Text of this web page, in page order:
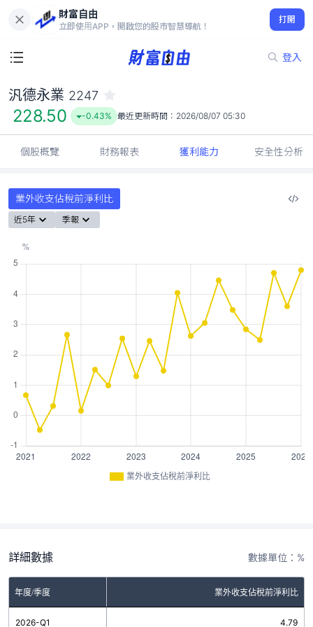
財富自由
立即使用APP，開啟您的股市智慧導航！
打開
登入
228.50
-0.43%
汎德永業 2247
228.50 -0.43% 最近更新時間： 2026/08/07 05:30
個股概覽 財務報表 獲利能力 安全性分析
業外收支佔稅前淨利比
近5年 季報
業外收支佔稅前淨利比
詳細數據 數據單位：%
年度/季度 業外收支佔稅前淨利比
2026-Q1 4.79